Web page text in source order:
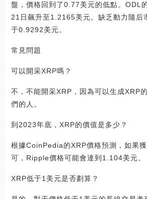
盤，價格回到了0.77美元的低點。ODL
21日飆升至1.2165美元。缺乏動力隨后
于0.9292美元。
常見問題
可以開采XRP嗎？
不，不能開采XRP，因為可以生成XRP
們的人。
到2023年底，XRP的價值是多少？
根據CoinPedia的XRP價格預測，如果
可，Ripple價格可能會達到1.104美元。
XRP低于1美元是否劃算？